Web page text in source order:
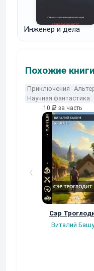
Инженер и дела
Похожие книги
Приключения
Научная фантастика
10 за часть
Сэр
Виталий